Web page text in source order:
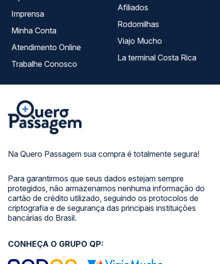
Na Quero Passagem sua compra é totalmente segura!
Para garantirmos que seus dados estejam sempre
protegidos, não armazenamos nenhuma informação do
cartão de crédito utilizado, seguindo os protocolos de
criptografia e de segurança das principais instituições
bancárias do Brasil.
Imprensa
Minha Conta
Atendimento Online
Trabalhe Conosco
Afiliados
Rodomilhas
Viajo Mucho
La terminal Costa Rica
CONHEÇA O GRUPO QP: